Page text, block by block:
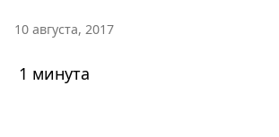
10 августа, 2017
1 минута